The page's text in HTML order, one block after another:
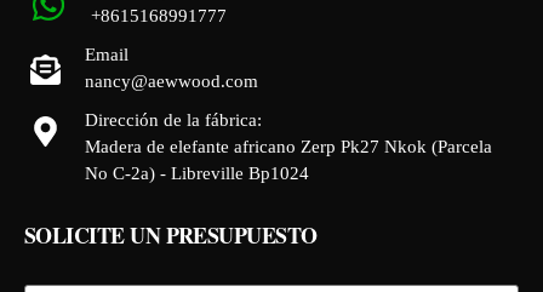
+8615168991777
Email
nancy@aewwood.com
Dirección de la fábrica:
Madera de elefante africano Zerp Pk27 Nkok (Parcela
No C-2a) - Libreville Bp1024
SOLICITE UN PRESUPUESTO